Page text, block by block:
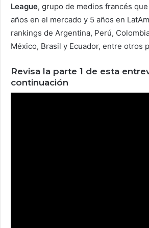
League, grupo de medios francés
años en el mercado y 5 años en
rankings de Argentina, Perú,
México, Brasil y Ecuador, entre otros
Revisa la parte 1 de esta
continuación